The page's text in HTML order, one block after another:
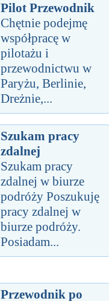
Pilot Przewodnik
Chętnie podejmę
współpracę w
pilotażu i
przewodnictwu w
Paryżu, Berlinie,
Dreżnie,...
Szukam pracy
zdalnej
Szukam pracy
zdalnej w biurze
podróży Poszukuję
pracy zdalnej w
biurze podróży.
Posiadam...
Przewodnik po